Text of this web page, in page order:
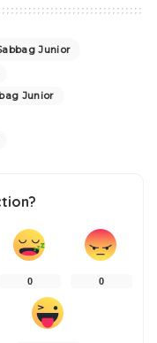
Junior
Junior
0 0